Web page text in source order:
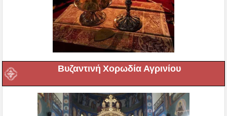
Βυζαντινή Χορωδία Αγρινίου